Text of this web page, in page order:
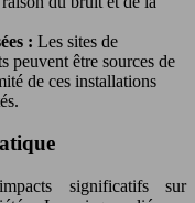
: Les sites de
peuvent être sources de
de ces installations
significatifs sur